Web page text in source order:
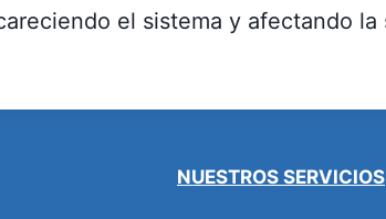
el sistema y afectando
NUESTROS SERVICIOS